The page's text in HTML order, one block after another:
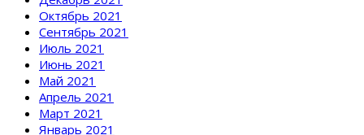
Октябрь 2021
Сентябрь 2021
Июль 2021
Июнь 2021
Май 2021
Апрель 2021
Март 2021
Январь 2021